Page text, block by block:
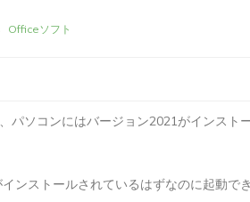
Officeソフト
パソコンにはバージョン2021がインスト
ンストールされているはずなのに起動でき